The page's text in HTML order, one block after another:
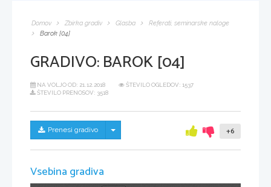
Domov Zbirka gradiv Glasba
Referati, seminarske naloge
Barok [04]
GRADIVO:BAROK [04]
NA VOLJO OD: 21.12.2018
ŠTEVILO OGLEDOV: 1537
ŠTEVILO PRENOSOV: 3518
Prenesi gradivo Skrij/prikaži meni +6
Vsebina gradiva